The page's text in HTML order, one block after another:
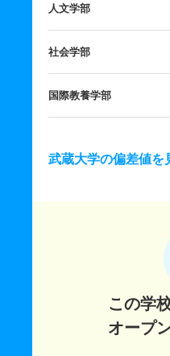
人文学部
社会学部
国際教養学部
武蔵大学の偏差値を
この学
オープ